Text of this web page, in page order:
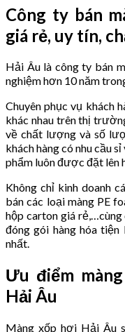
Công ty bán
giá rẻ, uy tín,
Hải Âu là công ty bán
nghiệm hơn 10 năm
Chuyên phục vụ khách
khác nhau trên thị
về chất lượng và số
khách hàng có nhu cầu
phẩm luôn được đặt lên
Không chỉ kinh doanh
bán các loại màng PE
hộp carton giá
đóng gói hàng hóa
nhất.
Ưu điểm
Hải Âu
Màng xốp hơi Hải Âu